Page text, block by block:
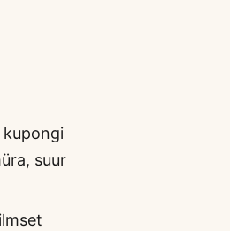
kupongi
suur